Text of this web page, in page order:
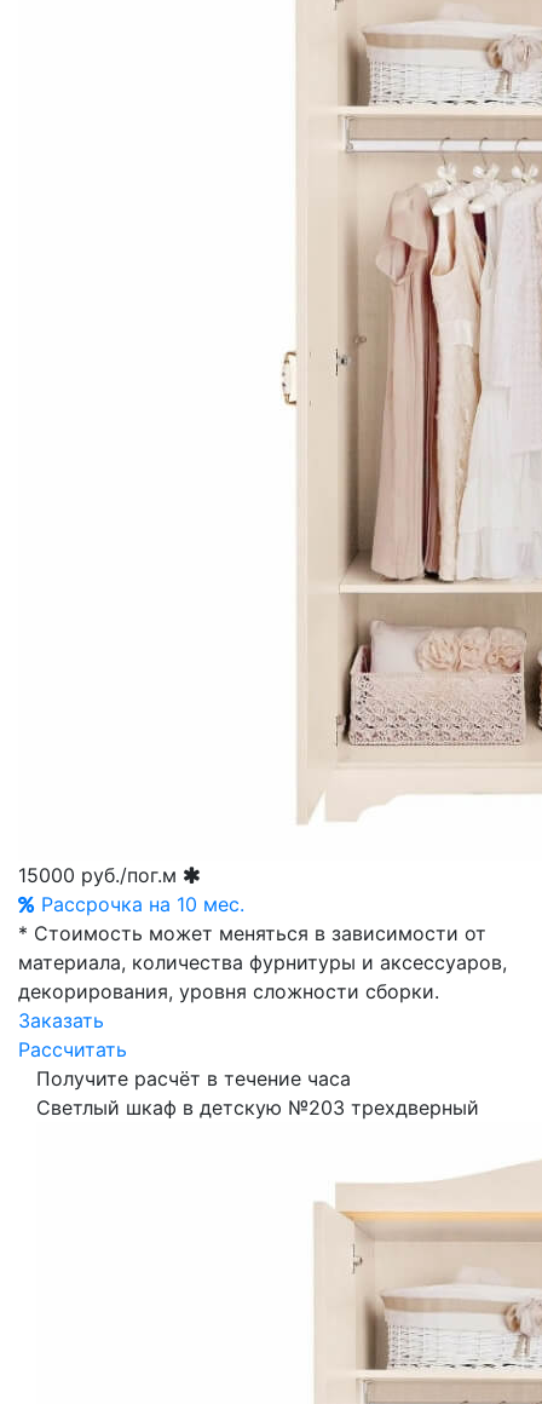
15000 руб./пог.м
Рассрочка на 10 мес.
* Стоимость может меняться в зависимости от
материала, количества фурнитуры и аксессуаров,
декорирования, уровня сложности сборки.
Заказать
Рассчитать
Получите расчёт в течение часа
Светлый шкаф в детскую №203 трехдверный